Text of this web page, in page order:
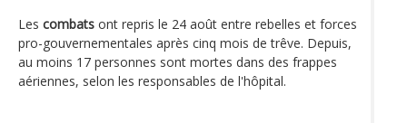
Les combats ont repris le 24 août entre rebelles et forces
pro-gouvernementales après cinq mois de trêve. Depuis,
au moins 17 personnes sont mortes dans des frappes
aériennes, selon les responsables de l'hôpital.